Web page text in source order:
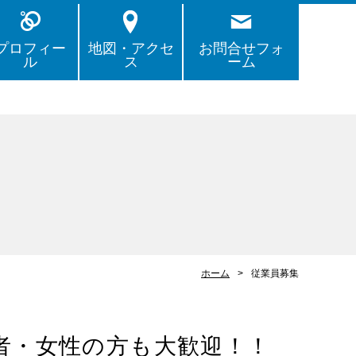
ロフィー
ル
地図・アクセ
ス
お問合せフォ
ーム
ホーム 従業員募集
女性の方も大歓迎！！